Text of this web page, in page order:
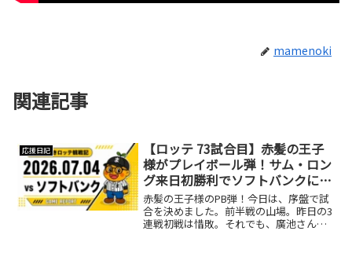
mamenoki
関連記事
応援日記
【ロッテ 73試合目】赤髪の王子
様がプレイボール弾！サム・ロン
グ来日初勝利でソフトバンクに完
勝
赤髪の王子様のPB弾！今日は、序盤で試
合を決めました。前半戦の山場。昨日の3
連戦初戦は惜敗。それでも、廣池さんの